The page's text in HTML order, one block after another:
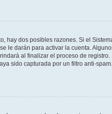
hay dos posibles razones. Si el
le darán para activar la cuenta.
al finalizar el proceso de
sido capturada por un filtro anti-